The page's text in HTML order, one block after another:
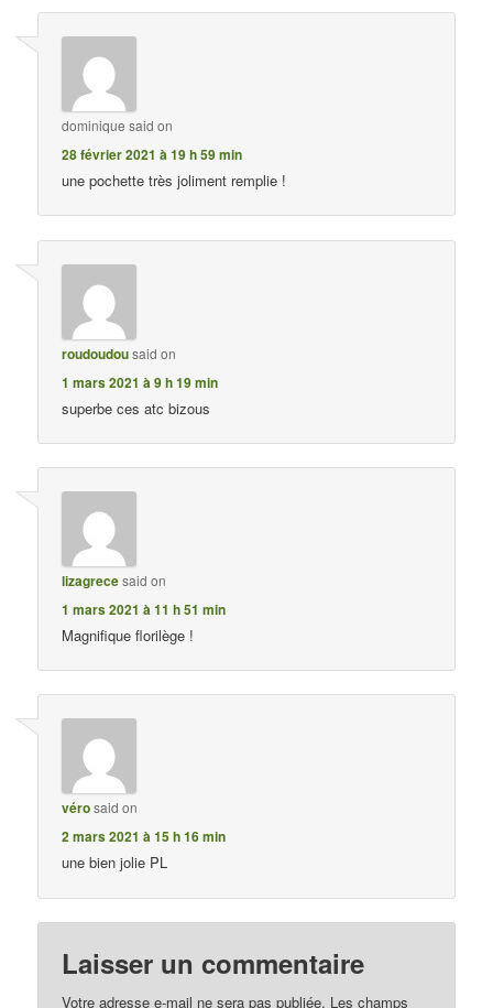
dominique said on
28 février 2021 à 19 h 59 min
une pochette très joliment remplie !
roudoudousaid on
1 mars 2021 à 9 h 19 min
superbe ces atc bizous
lizagrecesaid on
1 mars 2021 à 11 h 51 min
Magnifique florilège !
vérosaid on
2 mars 2021 à 15 h 16 min
une bien jolie PL
Laisser un commentaire
Votre adresse e-mail ne sera pas publiée. Les champs